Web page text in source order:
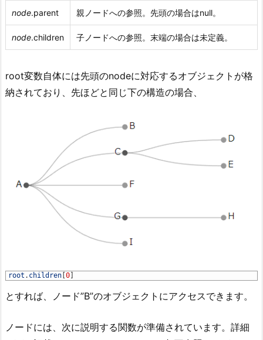
node.parent 親ノードへの参照。先頭の場合はnull。
node.children 子ノードへの参照。末端の場合は未定義。
root変数自体には先頭のnodeに対応するオブジェクトが格
納されており、先ほどと同じ下の構造の場合、
root . children [0]
とすれば、ノード”B”のオブジェクトにアクセスできます。
ノードには、次に説明する関数が準備されています。詳細